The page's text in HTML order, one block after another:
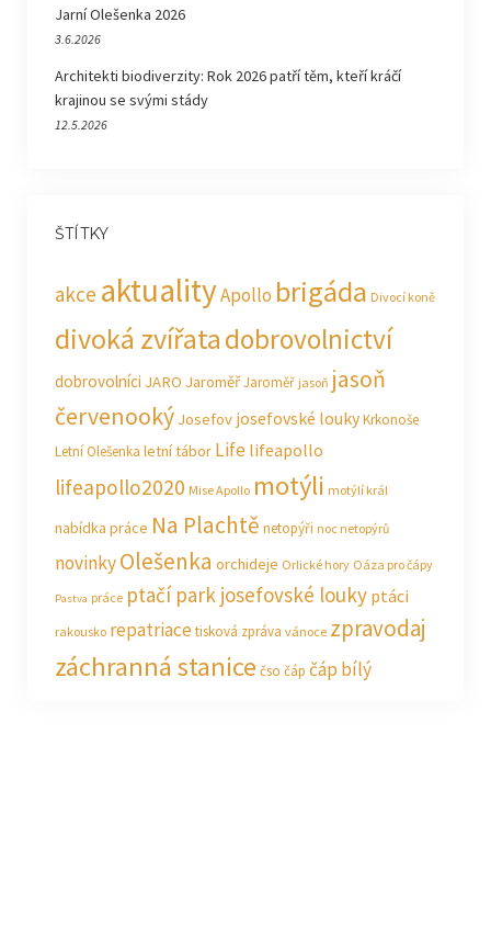
Jarní Olešenka 2026
3.6.2026
Architekti biodiverzity: Rok 2026 patří těm, kteří kráčí
krajinou se svými stády
12.5.2026
ŠTÍTKY
akce aktualityApollo brigáda Divocí koně
divoká zvířatadobrovolnictví
dobrovolníci JARO JaroměřJaroměř jasoň jasoň
červenooký Josefov josefovské loukyKrkonoše
Letní Olešenka letní tábor Life lifeapollo
lifeapollo2020 Mise Apollo motýli motýlí král
nabídka práce Na Plachtě netopýři noc netopýrů
novinkyOlešenka orchideje Orlické hory Oáza pro čápy
Pastva práce ptačí park josefovské louky ptáci
rakousko repatriacetisková zpráva vánoce zpravodaj
záchranná stanice čso čáp čáp bílý